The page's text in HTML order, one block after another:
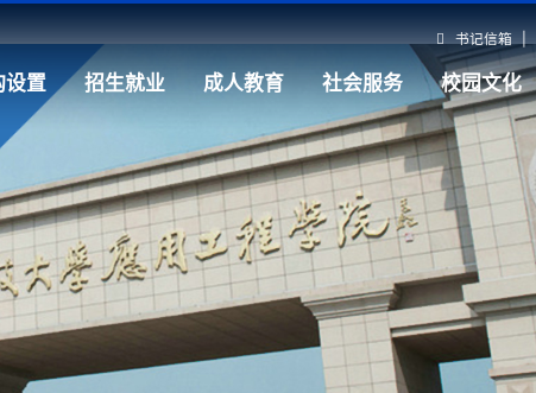
书记信箱
设置 招生就业 成人教育 社会服务 校园文化